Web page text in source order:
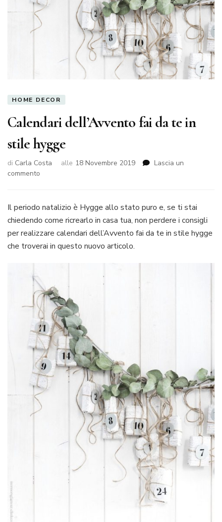
HOME DECOR
Calendari dell’Avvento fai da te in
stile hygge
di Carla Costa alle 18 Novembre 2019
Lascia un
commento
fai
te
in
stile
Il periodo natalizio è Hygge allo stato puro e, se ti stai
chiedendo come ricrearlo in casa tua, non perdere i consigli
per realizzare calendari dell’Avvento fai da te in stile hygge
che troverai in questo nuovo articolo.